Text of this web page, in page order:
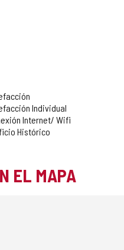
Individual
Internet/ Wifi
Histórico
EL MAPA